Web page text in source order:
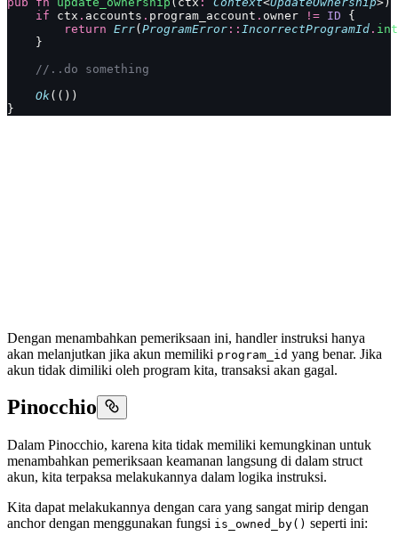
    if
ctx . accounts . program_account . owner != ID {
        return
Err(ProgramError :: IncorrectProgramId .
    }
    //..do something
    Ok
(())
}
Dengan menambahkan pemeriksaan ini, handler instruksi hanya
akan melanjutkan jika akun memiliki program_id yang benar. Jika
akun tidak dimiliki oleh program kita, transaksi akan gagal.
Pinocchio
Dalam Pinocchio, karena kita tidak memiliki kemungkinan untuk
menambahkan pemeriksaan keamanan langsung di dalam struct
akun, kita terpaksa melakukannya dalam logika instruksi.
Kita dapat melakukannya dengan cara yang sangat mirip dengan
anchor dengan menggunakan fungsi is_owned_by() seperti ini: